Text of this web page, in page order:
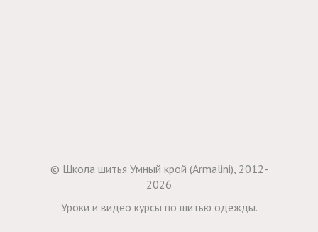
© Школа шитья Умный крой (Armalini), 2012-
2026
Уроки и видео курсы по шитью одежды.